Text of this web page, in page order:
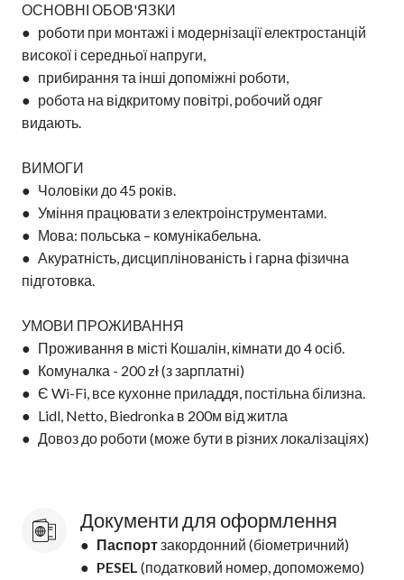
ОСНОВНІ ОБОВ'ЯЗКИ
● роботи при монтажі і модернізації електростанцій
високої і середньої напруги,
● прибирання та інші допоміжні роботи,
● робота на відкритому повітрі, робочий одяг
видають.
ВИМОГИ
● Чоловіки до 45 років.
● Уміння працювати з електроінструментами.
● Мова: польська – комунікабельна.
● Акуратність, дисциплінованість і гарна фізична
підготовка.
УМОВИ ПРОЖИВАННЯ
● Проживання в місті Кошалін, кімнати до 4 осіб.
● Комуналка - 200 zł (з зарплатні)
● Є Wi-Fi, все кухонне приладдя, постільна білизна.
● Lidl, Netto, Biedronka в 200м від житла
● Довоз до роботи (може бути в різних локалізаціях)
Документи для оформлення
● Паспортзакордонний (біометричний)
● PESEL (податковий номер, допоможемо)